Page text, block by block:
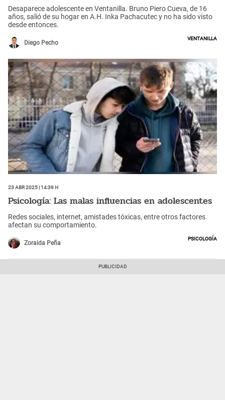
Desaparece adolescente en Ventanilla. Bruno Piero Cueva, de 16
años, salió de su hogar en A.H. Inka Pachacutec y no ha sido visto
desde entonces.
Diego Pecho
Ventanilla
23 Abr 2025 | 14:39 h
Psicología: Las malas influencias en adolescentes
Redes sociales, internet, amistades tóxicas, entre otros factores
afectan su comportamiento.
Zoraida Peña
Psicología